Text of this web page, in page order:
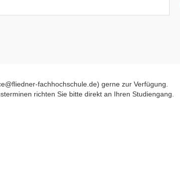
fachhochschule.de) gerne zur Verfügung.
richten Sie bitte direkt an Ihren Studiengang.